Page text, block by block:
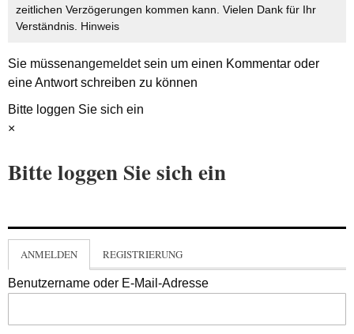
zeitlichen Verzögerungen kommen kann. Vielen Dank für Ihr
Verständnis. Hinweis
Sie müssenangemeldetsein um einen Kommentar oder
eine Antwort schreiben zu können
Bitte loggen Sie sich ein
×
Bitte loggen Sie sich ein
ANMELDEN REGISTRIERUNG
Benutzername oder E-Mail-Adresse